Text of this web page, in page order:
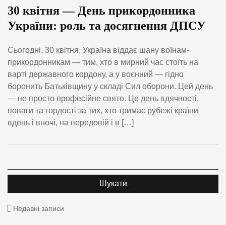
30 квітня — День прикордонника
України: роль та досягнення ДПСУ
Сьогодні, 30 квітня, Україна віддає шану воїнам-
прикордонникам — тим, хто в мирний час стоїть на
варті державного кордону, а у воєнний — гідно
боронить Батьківщину у складі Сил оборони. Цей день
— не просто професійне свято. Це день вдячності,
поваги та гордості за тих, хто тримає рубежі країни
вдень і вночі, на передовій і в […]
Недавні записи